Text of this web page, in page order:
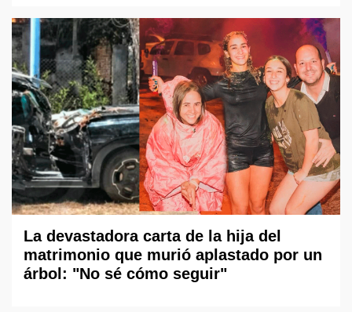
La devastadora carta de la hija del
matrimonio que murió aplastado por un
árbol: "No sé cómo seguir"